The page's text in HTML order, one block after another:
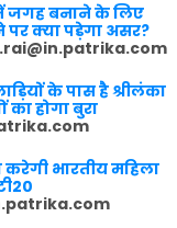
जगह बनाने के लिए
पर क्या पड़ेगा असर?
के पास है श्रीलंका
होगा बुरा
करेगी भारतीय महिला